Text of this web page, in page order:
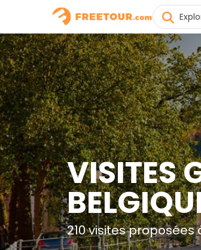
VISITES
210 visites proposées